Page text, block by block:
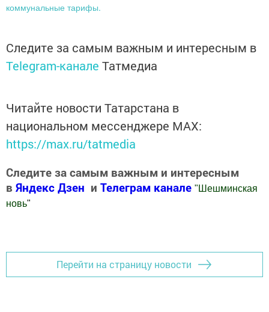
коммунальные тарифы.
Следите за самым важным и интересным в
Telegram-канале Татмедиа
Читайте новости Татарстана в
национальном мессенджере MАХ:
https://max.ru/tatmedia
Следите за самым важным и интересным
в Яндекс Дзен и Телеграм канале " Шешминская
новь"
Перейти на страницу новости